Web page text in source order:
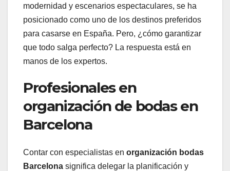
modernidad y escenarios espectaculares, se ha
posicionado como uno de los destinos preferidos
para casarse en España. Pero, ¿cómo garantizar
que todo salga perfecto? La respuesta está en
manos de los expertos.
Profesionales en
organización de bodas en
Barcelona
Contar con especialistas en organización bodas
Barcelona significa delegar la planificación y